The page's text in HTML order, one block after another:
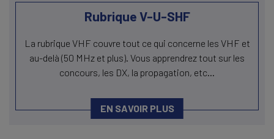
Rubrique V-U-SHF
La rubrique VHF couvre tout ce qui concerne les VHF et
au-delà (50 MHz et plus). Vous apprendrez tout sur les
concours, les DX, la propagation, etc...
EN SAVOIR PLUS